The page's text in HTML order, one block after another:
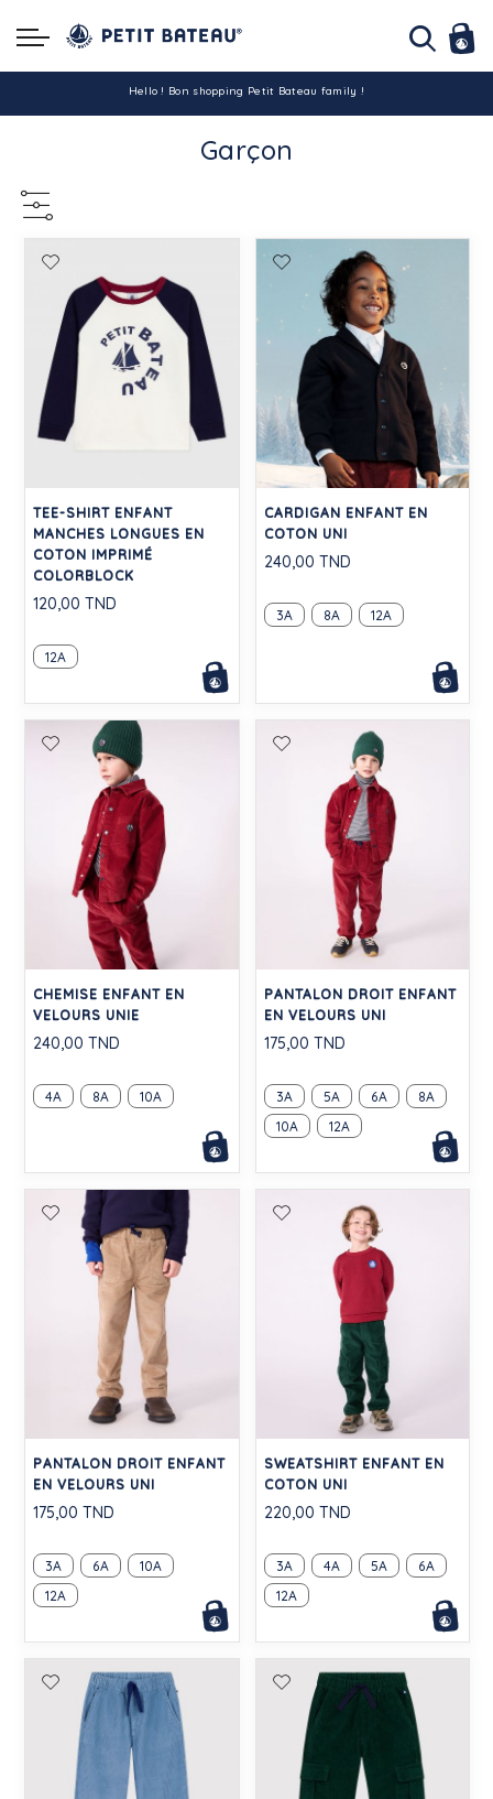
Hello ! Bon shopping Petit Bateau family !
La livraison est assurée partout en Tunisie !
Garçon
TEE-SHIRT ENFANT
MANCHES LONGUES EN
COTON IMPRIMÉ
COLORBLOCK
120,00 TND
12A
CARDIGAN ENFANT EN
COTON UNI
240,00 TND
3A 8A 12A
CHEMISE ENFANT EN
VELOURS UNIE
240,00 TND
4A 8A 10A
PANTALON DROIT ENFANT
EN VELOURS UNI
175,00 TND
3A 5A 6A
8A
10A
12A
PANTALON DROIT ENFANT
EN VELOURS UNI
175,00 TND
3A 6A
10A
12A
SWEATSHIRT ENFANT EN
COTON UNI
220,00 TND
3A 4A 5A
6A
12A